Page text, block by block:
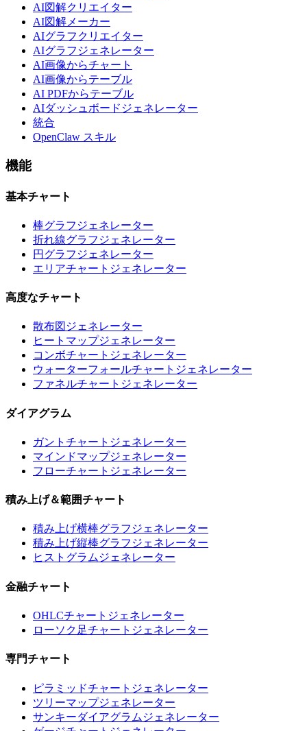
AI図解クリエイター
AI図解メーカー
AIグラフクリエイター
AIグラフジェネレーター
AI画像からチャート
AI画像からテーブル
AI PDFからテーブル
AIダッシュボードジェネレーター
統合
OpenClaw スキル
機能
基本チャート
棒グラフジェネレーター
折れ線グラフジェネレーター
円グラフジェネレーター
エリアチャートジェネレーター
高度なチャート
散布図ジェネレーター
ヒートマップジェネレーター
コンボチャートジェネレーター
ウォーターフォールチャートジェネレーター
ファネルチャートジェネレーター
ダイアグラム
ガントチャートジェネレーター
マインドマップジェネレーター
フローチャートジェネレーター
積み上げ＆範囲チャート
積み上げ横棒グラフジェネレーター
積み上げ縦棒グラフジェネレーター
ヒストグラムジェネレーター
金融チャート
OHLCチャートジェネレーター
ローソク足チャートジェネレーター
専門チャート
ピラミッドチャートジェネレーター
ツリーマップジェネレーター
サンキーダイアグラムジェネレーター